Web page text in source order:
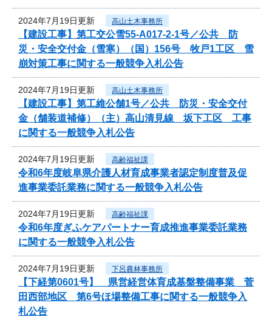
2024年7月19日更新 高山土木事務所
【建設工事】第工交公雪55-A017-2-1号／公共 防
災・安全交付金（雪寒）（国）156号 牧戸1工区 雪
崩対策工事に関する一般競争入札公告
2024年7月19日更新 高山土木事務所
【建設工事】第工維公舗1号／公共 防災・安全交付
金（舗装道補修）（主）高山清見線 坂下工区 工事
に関する一般競争入札公告
2024年7月19日更新 高齢福祉課
令和6年度岐阜県介護人材育成事業者認定制度普及促
進事業委託業務に関する一般競争入札公告
2024年7月19日更新 高齢福祉課
令和6年度ぎふケアパートナー育成推進事業委託業務
に関する一般競争入札公告
2024年7月19日更新 下呂農林事務所
【下経第0601号】 県営経営体育成基盤整備事業 菅
田西部地区 第6号ほ場整備工事に関する一般競争入
札公告